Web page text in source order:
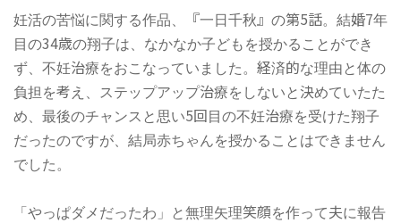
妊活の苦悩に関する作品、『一日千秋』の第5話。結婚7年
目の34歳の翔子は、なかなか子どもを授かることができ
ず、不妊治療をおこなっていました。経済的な理由と体の
負担を考え、ステップアップ治療をしないと決めていたた
め、最後のチャンスと思い5回目の不妊治療を受けた翔子
だったのですが、結局赤ちゃんを授かることはできません
でした。
「やっぱダメだったわ」と無理矢理笑顔を作って夫に報告